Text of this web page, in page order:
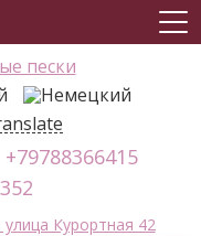
+79788366415
Курортная 42